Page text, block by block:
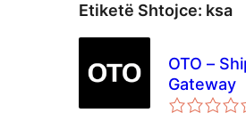
Etiketë Shtojce: ksa
OTO –
Gateway